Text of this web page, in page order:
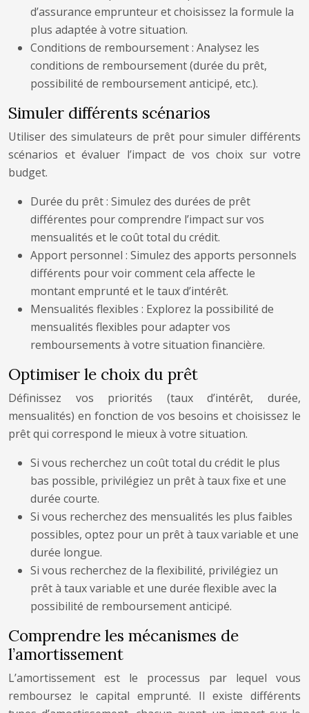
d’assurance emprunteur et choisissez la formule la
plus adaptée à votre situation.
Conditions de remboursement : Analysez les
conditions de remboursement (durée du prêt,
possibilité de remboursement anticipé, etc.).
Simuler différents scénarios
Utiliser des simulateurs de prêt pour simuler différents
scénarios et évaluer l’impact de vos choix sur votre
budget.
Durée du prêt : Simulez des durées de prêt
différentes pour comprendre l’impact sur vos
mensualités et le coût total du crédit.
Apport personnel : Simulez des apports personnels
différents pour voir comment cela affecte le
montant emprunté et le taux d’intérêt.
Mensualités flexibles : Explorez la possibilité de
mensualités flexibles pour adapter vos
remboursements à votre situation financière.
Optimiser le choix du prêt
Définissez vos priorités (taux d’intérêt, durée,
mensualités) en fonction de vos besoins et choisissez le
prêt qui correspond le mieux à votre situation.
Si vous recherchez un coût total du crédit le plus
bas possible, privilégiez un prêt à taux fixe et une
durée courte.
Si vous recherchez des mensualités les plus faibles
possibles, optez pour un prêt à taux variable et une
durée longue.
Si vous recherchez de la flexibilité, privilégiez un
prêt à taux variable et une durée flexible avec la
possibilité de remboursement anticipé.
Comprendre les mécanismes de
l’amortissement
L’amortissement est le processus par lequel vous
remboursez le capital emprunté. Il existe différents